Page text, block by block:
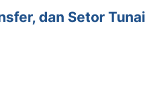
dan Setor Tunai